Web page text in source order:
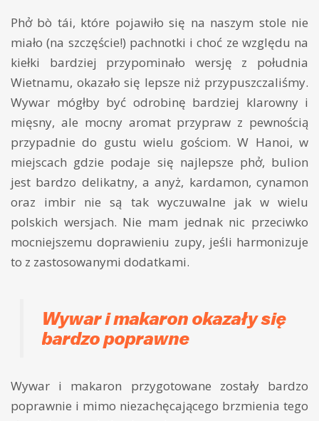
Phở bò tái, które pojawiło się na naszym stole nie
miało (na szczęście!) pachnotki i choć ze względu na
kiełki bardziej przypominało wersję z południa
Wietnamu, okazało się lepsze niż przypuszczaliśmy.
Wywar mógłby być odrobinę bardziej klarowny i
mięsny, ale mocny aromat przypraw z pewnością
przypadnie do gustu wielu gościom. W Hanoi, w
miejscach gdzie podaje się najlepsze phở, bulion
jest bardzo delikatny, a anyż, kardamon, cynamon
oraz imbir nie są tak wyczuwalne jak w wielu
polskich wersjach. Nie mam jednak nic przeciwko
mocniejszemu doprawieniu zupy, jeśli harmonizuje
to z zastosowanymi dodatkami.
Wywar i makaron okazały się
bardzo poprawne
Wywar i makaron przygotowane zostały bardzo
poprawnie i mimo niezachęcającego brzmienia tego